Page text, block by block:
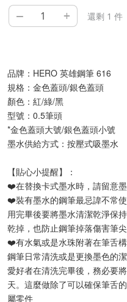
– + 還剩 1 件
品牌：HERO 英雄鋼筆 616
規格：金色蓋頭/銀色蓋頭
顏色：紅/綠/黑
型號：0.5筆頭
*金色蓋頭大號/銀色蓋頭小號
墨水供給方式：按壓式吸墨水
【貼心小提醒】：
❤️在替換卡式墨水時，請留意
❤️裝有墨水的鋼筆最忌諱不常
用完畢後要將墨水清潔乾淨保
乾掉，也防止鋼筆掉落傷害筆尖
❤️有水氣或是水珠附著在筆舌
鋼筆日常清洗或是更換墨色的
愛好者在清洗完畢後，務必要
天。這麼做除了可以確保筆舌
屬零件